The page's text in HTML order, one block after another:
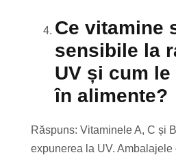
Ce vitamine
sensibile la
UV și cum
în alimente?
Răspuns: Vitaminele A, C și
expunerea la UV. Ambalajele